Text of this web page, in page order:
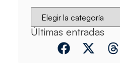
Últimas entradas